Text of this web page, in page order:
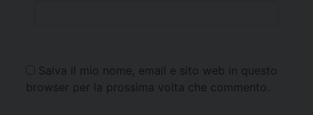
Salva il mio nome, email e sito web in questo
browser per la prossima volta che commento.